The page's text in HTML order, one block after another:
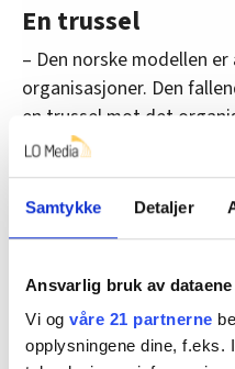
Samtykke Detaljer
Ansvarlig bruk av
Vi og våre 21 partnerne
opplysningene dine, f.eks.
En trussel
– Den norske modellen
organisasjoner. Den
en trussel mot det
fallende
i maktforholdet mellom
organisasjonene, mener
– Større grad av
mindre sentral
en trussel i forholdet